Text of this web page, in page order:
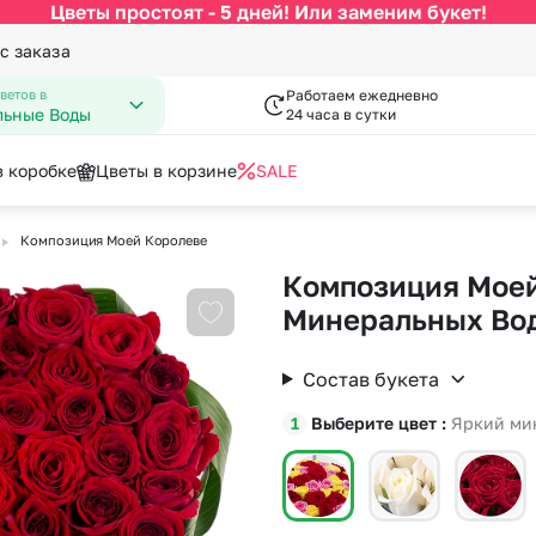
Цветы простоят - 5 дней! Или заменим букет!
заказа
в
Воды
Работаем ежедневно
24 часа в сутки
роза
По виду цветка
Распродажа
Букеты от 4000 руб.
Букеты 2500 - 4000 руб.
Букеты 1500 - 2600 руб.
Недорогие цветы
День Учителя
Новый Год
Пасха
Повышение
Разноцветные розы
коробке Цветы в корзине SALE
▶ Композиция Моей Королеве
Добавить в избранное
Композиция
Минеральных
Состав букета
Выберите цвет Яркий